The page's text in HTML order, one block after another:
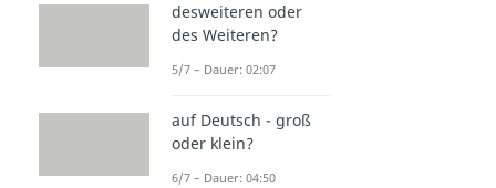
desweiteren oder
des Weiteren?
5/7 – Dauer: 02:07
auf Deutsch - groß
oder klein?
6/7 – Dauer: 04:50